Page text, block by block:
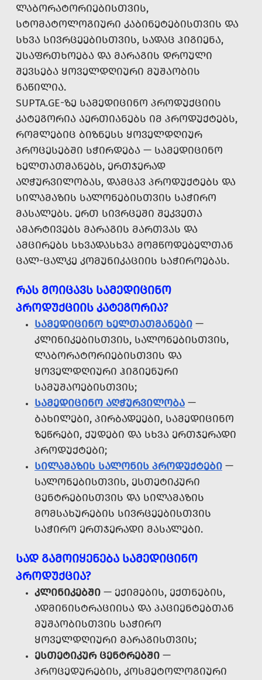
ᲚᲐᲑᲝᲠᲐᲢᲝᲠᲘᲔᲑᲘᲡᲗᲕᲘᲡ,
ᲡᲢᲝᲛᲐᲢᲝᲚᲝᲒᲘᲣᲠᲘ ᲙᲐᲑᲘᲜᲔᲢᲔᲑᲘᲡᲗᲕᲘᲡ ᲓᲐ
ᲡᲮᲕᲐ ᲡᲘᲕᲠᲪᲔᲔᲑᲘᲡᲗᲕᲘᲡ, ᲡᲐᲓᲐᲪ ᲰᲘᲒᲘᲔᲜᲐ,
ᲣᲡᲐᲤᲠᲗᲮᲝᲔᲑᲐ ᲓᲐ ᲛᲐᲠᲐᲒᲘᲡ ᲓᲠᲝᲣᲚᲘ
ᲨᲔᲕᲡᲔᲑᲐ ᲧᲝᲕᲔᲚᲓᲦᲘᲣᲠᲘ ᲛᲣᲨᲐᲝᲑᲘᲡ
ᲜᲐᲬᲘᲚᲘᲐ.
SUPTA.GE-ᲖᲔ ᲡᲐᲛᲔᲓᲘᲪᲘᲜᲝ ᲞᲠᲝᲓᲣᲥᲪᲘᲘᲡ
ᲙᲐᲢᲔᲒᲝᲠᲘᲐ ᲐᲔᲠᲗᲘᲐᲜᲔᲑᲡ ᲘᲛ ᲞᲠᲝᲓᲣᲥᲢᲔᲑᲡ,
ᲠᲝᲛᲚᲔᲑᲘᲪ ᲑᲘᲖᲜᲔᲡᲡ ᲧᲝᲕᲔᲚᲓᲦᲘᲣᲠ
ᲞᲠᲝᲪᲔᲡᲔᲑᲨᲘ ᲡᲭᲘᲠᲓᲔᲑᲐ — ᲡᲐᲛᲔᲓᲘᲪᲘᲜᲝ
ᲮᲔᲚᲗᲐᲗᲛᲐᲜᲔᲑᲡ, ᲔᲠᲗᲯᲔᲠᲐᲓ
ᲐᲦᲭᲣᲠᲕᲘᲚᲝᲑᲐᲡ, ᲓᲐᲛᲪᲐᲕ ᲞᲠᲝᲓᲣᲥᲢᲔᲑᲡ ᲓᲐ
ᲡᲘᲚᲐᲛᲐᲖᲘᲡ ᲡᲐᲚᲝᲜᲔᲑᲘᲡᲗᲕᲘᲡ ᲡᲐᲭᲘᲠᲝ
ᲛᲐᲡᲐᲚᲔᲑᲡ. ᲔᲠᲗ ᲡᲘᲕᲠᲪᲔᲨᲘ ᲨᲔᲙᲕᲔᲗᲐ
ᲐᲛᲐᲠᲢᲘᲕᲔᲑᲡ ᲛᲐᲠᲐᲒᲘᲡ ᲛᲐᲠᲗᲕᲐᲡ ᲓᲐ
ᲐᲛᲪᲘᲠᲔᲑᲡ ᲡᲮᲕᲐᲓᲐᲡᲮᲕᲐ ᲛᲝᲛᲬᲝᲓᲔᲑᲔᲚᲗᲐᲜ
ᲪᲐᲚ-ᲪᲐᲚᲙᲔ ᲙᲝᲛᲣᲜᲘᲙᲐᲪᲘᲘᲡ ᲡᲐᲭᲘᲠᲝᲔᲑᲐᲡ.
ᲠᲐᲡ ᲛᲝᲘᲪᲐᲕᲡ ᲡᲐᲛᲔᲓᲘᲪᲘᲜᲝ
ᲞᲠᲝᲓᲣᲥᲪᲘᲘᲡ ᲙᲐᲢᲔᲒᲝᲠᲘᲐ?
ᲡᲐᲛᲔᲓᲘᲪᲘᲜᲝ ᲮᲔᲚᲗᲐᲗᲛᲐᲜᲔᲑᲘ —
ᲙᲚᲘᲜᲘᲙᲔᲑᲘᲡᲗᲕᲘᲡ, ᲡᲐᲚᲝᲜᲔᲑᲘᲡᲗᲕᲘᲡ,
ᲚᲐᲑᲝᲠᲐᲢᲝᲠᲘᲔᲑᲘᲡᲗᲕᲘᲡ ᲓᲐ
ᲧᲝᲕᲔᲚᲓᲦᲘᲣᲠᲘ ᲰᲘᲒᲘᲔᲜᲣᲠᲘ
ᲡᲐᲛᲣᲨᲐᲝᲔᲑᲘᲡᲗᲕᲘᲡ;
ᲡᲐᲛᲔᲓᲘᲪᲘᲜᲝ ᲐᲦᲭᲣᲠᲕᲘᲚᲝᲑᲐ —
ᲑᲐᲮᲘᲚᲔᲑᲘ, ᲞᲘᲠᲑᲐᲓᲔᲔᲑᲘ, ᲡᲐᲛᲔᲓᲘᲪᲘᲜᲝ
ᲖᲔᲬᲠᲔᲑᲘ, ᲥᲣᲓᲔᲑᲘ ᲓᲐ ᲡᲮᲕᲐ ᲔᲠᲗᲯᲔᲠᲐᲓᲘ
ᲞᲠᲝᲓᲣᲥᲢᲔᲑᲘ;
ᲡᲘᲚᲐᲛᲐᲖᲘᲡ ᲡᲐᲚᲝᲜᲘᲡ ᲞᲠᲝᲓᲣᲥᲢᲔᲑᲘ —
ᲡᲐᲚᲝᲜᲔᲑᲘᲡᲗᲕᲘᲡ, ᲔᲡᲗᲔᲢᲘᲙᲣᲠᲘ
ᲪᲔᲜᲢᲠᲔᲑᲘᲡᲗᲕᲘᲡ ᲓᲐ ᲡᲘᲚᲐᲛᲐᲖᲘᲡ
ᲛᲝᲛᲡᲐᲮᲣᲠᲔᲑᲘᲡ ᲡᲘᲕᲠᲪᲔᲔᲑᲘᲡᲗᲕᲘᲡ
ᲡᲐᲭᲘᲠᲝ ᲔᲠᲗᲯᲔᲠᲐᲓᲘ ᲛᲐᲡᲐᲚᲔᲑᲘ.
ᲡᲐᲓ ᲒᲐᲛᲝᲘᲧᲔᲜᲔᲑᲐ ᲡᲐᲛᲔᲓᲘᲪᲘᲜᲝ
ᲞᲠᲝᲓᲣᲥᲪᲘᲐ?
ᲙᲚᲘᲜᲘᲙᲔᲑᲨᲘ — ᲔᲥᲘᲛᲔᲑᲘᲡ, ᲔᲥᲗᲜᲔᲑᲘᲡ,
ᲐᲓᲛᲘᲜᲘᲡᲢᲠᲐᲪᲘᲘᲡᲐ ᲓᲐ ᲞᲐᲪᲘᲔᲜᲢᲔᲑᲗᲐᲜ
ᲛᲣᲨᲐᲝᲑᲘᲡᲗᲕᲘᲡ ᲡᲐᲭᲘᲠᲝ
ᲧᲝᲕᲔᲚᲓᲦᲘᲣᲠᲘ ᲛᲐᲠᲐᲒᲘᲡᲗᲕᲘᲡ;
ᲔᲡᲗᲔᲢᲘᲙᲣᲠ ᲪᲔᲜᲢᲠᲔᲑᲨᲘ —
ᲞᲠᲝᲪᲔᲓᲣᲠᲔᲑᲘᲡ, ᲙᲝᲡᲛᲔᲢᲝᲚᲝᲒᲘᲣᲠᲘ